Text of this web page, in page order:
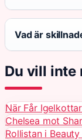
Vad är
Du vill inte
När Får
Chelsea mot
Rollistan i